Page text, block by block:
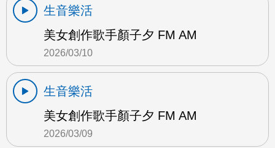
生音樂活
美女創作歌手顏子夕 FM AM
2026/03/10
生音樂活
美女創作歌手顏子夕 FM AM
2026/03/09